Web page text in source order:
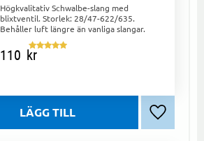
Högkvalitativ Schwalbe-slang med
blixtventil. Storlek: 28/47-622/635.
Behåller luft längre än vanliga slangar.
110 kr
Lägg till